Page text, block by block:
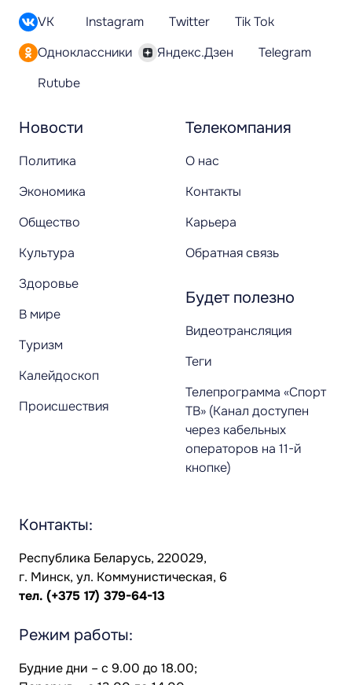
Новости
Политика
Экономика
Общество
Культура
Здоровье
В мире
Туризм
Калейдоскоп
Происшествия
Телекомпания
О нас
Контакты
Карьера
Обратная связь
Будет полезно
Видеотрансляция
Теги
Телепрограмма «Спорт
ТВ» (Канал доступен
через кабельных
операторов на 11-й
кнопке)
VK Instagram Twitter
Tik Tok
Одноклассники
Яндекс.Дзен
Telegram
Rutube
Контакты:
Республика Беларусь, 220029,
г. Минск, ул. Коммунистическая, 6
тел. (+375 17) 379-64-13
Режим работы:
Будние дни – с 9.00 до 18.00;